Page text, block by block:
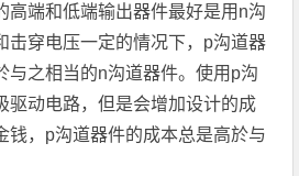
高端和低端输出器件最好是用n沟
击穿电压一定的情况下，p沟道器
与之相当的n沟道器件。使用p沟
驱动电路，但是会增加设计的成
钱，p沟道器件的成本总是高於与